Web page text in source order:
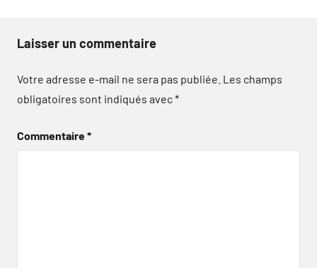
Laisser un commentaire
Votre adresse e-mail ne sera pas publiée. Les champs
obligatoires sont indiqués avec*
Commentaire*